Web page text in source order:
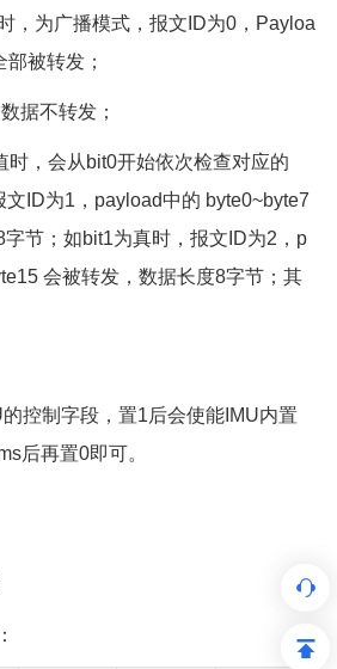
，为广播模式，报文ID为0，Payloa
被转发；
据不转发；
时，会从bit0开始依次检查对应的
ID为1，payload中的 byte0~byte7
节；如bit1为真时，报文ID为2，p
会被转发，数据长度8字节；其
的控制字段，置1后会使能IMU内置
后再置0即可。